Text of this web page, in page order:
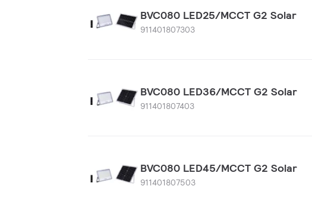
BVC080 LED25/MCCT G2 Solar
911401807303
BVC080 LED36/MCCT G2 Solar
911401807403
BVC080 LED45/MCCT G2 Solar
911401807503